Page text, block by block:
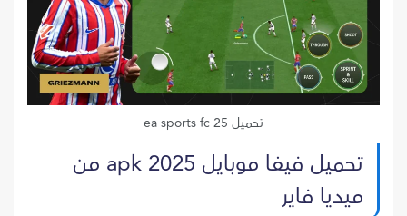
تحميل ea sports fc 25
تحميل فيفا موبايل 2025 apk من
ميديا فاير